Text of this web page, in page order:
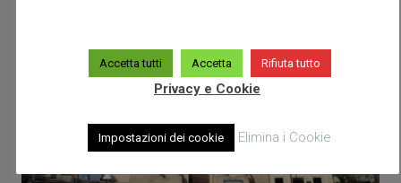
Accetta tutti Accetta Rifiuta tutto
Privacy e Cookie
Impostazioni dei cookie Elimina i Cookie